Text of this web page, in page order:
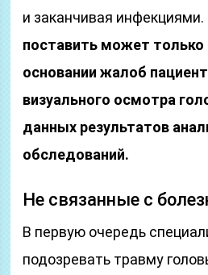
и заканчивая инфекциями.
поставить может только
основании жалоб
визуального осмотра
данных результатов
обследований.
Не связанные с
В первую очередь
подозревать травму